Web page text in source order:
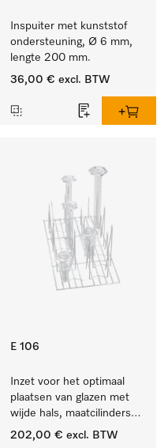
Inspuiter met kunststof
ondersteuning, Ø 6 mm,
lengte 200 mm.
36,00 € excl. BTW
E 106
Inzet voor het optimaal
plaatsen van glazen met
wijde hals, maatcilinders
enz.
202,00 € excl. BTW